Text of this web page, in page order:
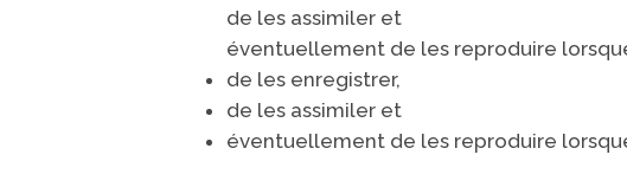
​de les assimiler et
​éventuellement de les reproduire
​de les enregistrer,
​de les assimiler et
​éventuellement de les reproduire